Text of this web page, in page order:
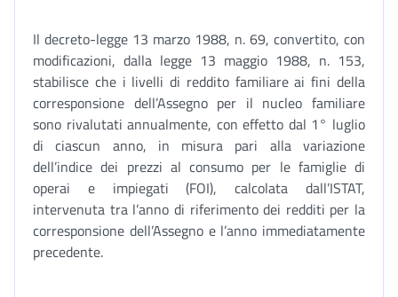
Il decreto-legge 13 marzo 1988, n. 69, convertito, con
modificazioni, dalla legge 13 maggio 1988, n. 153,
stabilisce che i livelli di reddito familiare ai fini della
corresponsione dell’Assegno per il nucleo familiare
sono rivalutati annualmente, con effetto dal 1° luglio
di ciascun anno, in misura pari alla variazione
dell’indice dei prezzi al consumo per le famiglie di
operai e impiegati (FOI), calcolata dall’ISTAT,
intervenuta tra l’anno di riferimento dei redditi per la
corresponsione dell’Assegno e l’anno immediatamente
precedente.